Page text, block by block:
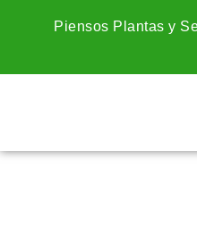
Piensos Plantas y